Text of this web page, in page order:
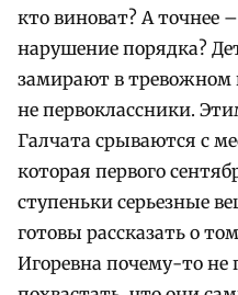
кто виноват? А точнее
нарушение порядка?
замирают в тревожном
не первоклассники.
Галчата срываются с
которая первого
ступеньки серьезные
готовы рассказать о
Игоревна почему-то